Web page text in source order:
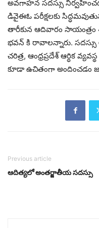
అవగాహన సదస్సు
డివైఈఓ పరీక్షలకు
తారీకున ఆదివారం సాయంత్రం
భవన్ కి రావాలన్నారు.
చరిత్ర, ఆంధ్రప్రదేశ్ ఆర్ధిక
కూడా ఉచితంగా అందించడం
Previous article
ఆదిత్యలో అంతర్జాతీయ సదస్సు